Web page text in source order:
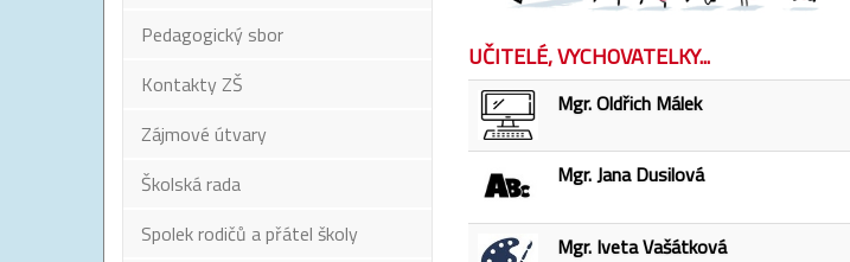
Pedagogický sbor
Kontakty ZŠ
Zájmové útvary
Školská rada
Spolek rodičů a přátel školy
UČITELÉ, VYCHOVATELKY...
Mgr. Oldřich Málek
Mgr. Jana Dusilová
Mgr. Iveta Vašátková